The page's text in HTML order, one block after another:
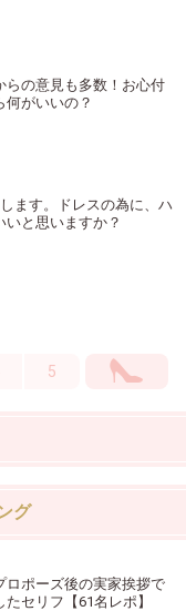
らの意見も多数！お心付
何がいいの？
ます。ドレスの為に、ハ
いと思いますか？
5
グ
ロポーズ後の実家挨拶で
セリフ【61名レポ】